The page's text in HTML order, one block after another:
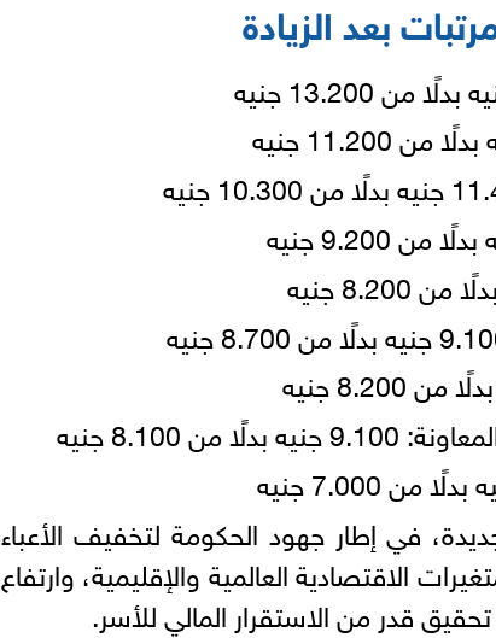
بعد الزيادة
من 8.100 جنيه
في إطار جهود الحكومة لتخفيف الأعباء
الاقتصادية العالمية والإقليمية، وارتفاع
قدر من الاستقرار المالي للأسر.